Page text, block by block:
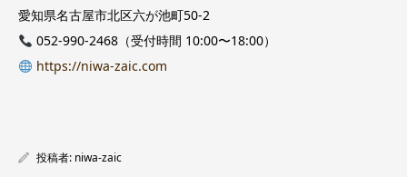
愛知県名古屋市北区六が池町50-2
052-990-2468（受付時間 10:00〜18:00）
https://niwa-zaic.com
投稿者: niwa-zaic